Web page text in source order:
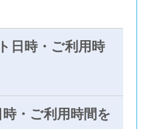
日時・ご利用時
・ご利用時間を